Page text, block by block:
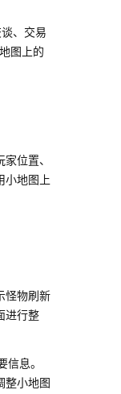
、交易
图上的
位置、
小地图上
怪物刷新
进行整
息。
整小地图